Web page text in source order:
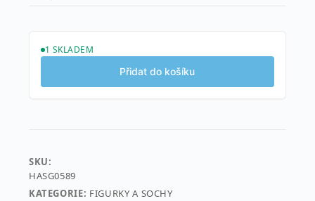
1 SKLADEM
Přidat do košíku
SKU:
HASG0589
KATEGORIE: FIGURKY A SOCHY